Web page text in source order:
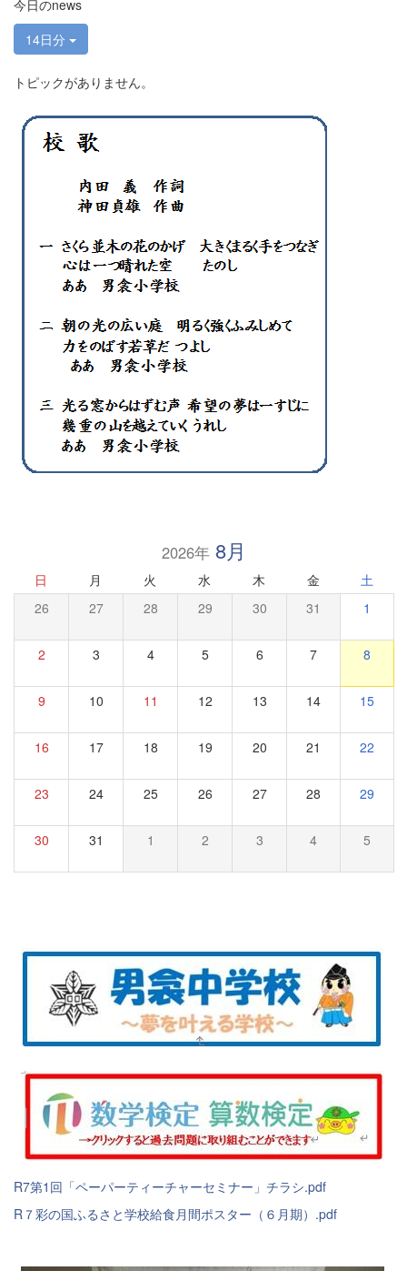
今日のnews
14日分
トピックがありません。
2026年8月
日 月 火 水 木 金 土
26 27 28 29 30 31 1
2 3 4 5 6 7 8
9 10 11 12 13 14 15
16 17 18 19 20 21 22
23 24 25 26 27 28 29
30 31 1 2 3 4 5
R7第1回「ペーパーティーチャーセミナー」チラシ.pdf
R７彩の国ふるさと学校給食月間ポスター（６月期）.pdf